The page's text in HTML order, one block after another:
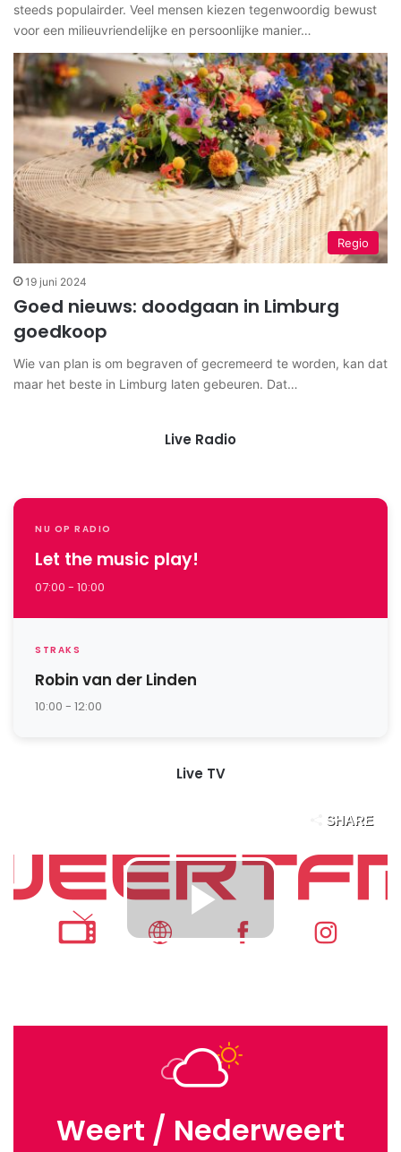
steeds populairder. Veel mensen kiezen tegenwoordig bewust
voor een milieuvriendelijke en persoonlijke manier…
Regio
19 juni 2024
Goed nieuws: doodgaan in Limburg
goedkoop
Wie van plan is om begraven of gecremeerd te worden, kan dat
maar het beste in Limburg laten gebeuren. Dat…
Live Radio
NU OP RADIO
Let the music play!
07:00 - 10:00
STRAKS
Robin van der Linden
10:00 - 12:00
Live TV
Weert / Nederweert